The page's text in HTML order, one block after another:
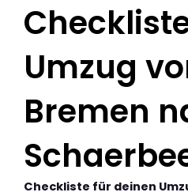
Umzug
Bremen
Checkliste für deinen